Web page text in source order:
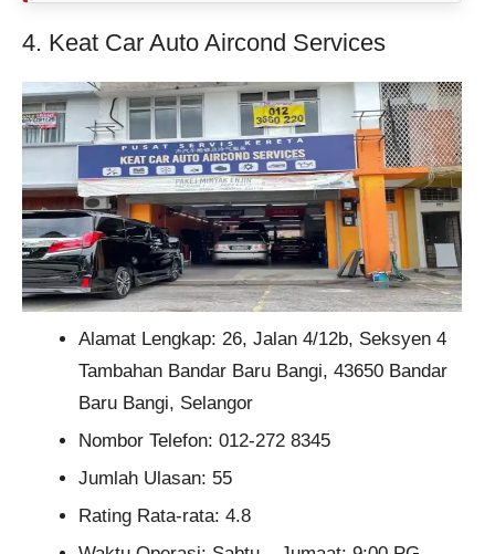
4. Keat Car Auto Aircond Services
Alamat Lengkap: 26, Jalan 4/12b, Seksyen 4
Tambahan Bandar Baru Bangi, 43650 Bandar
Baru Bangi, Selangor
Nombor Telefon: 012-272 8345
Jumlah Ulasan: 55
Rating Rata-rata: 4.8